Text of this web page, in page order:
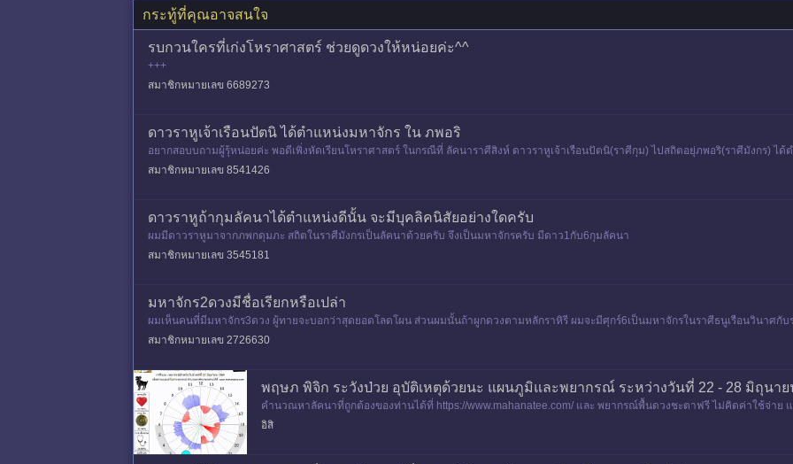
กระทู้ที่คุณอาจสนใจ
รบกวนใครที่เก่งโหราศาสตร์ ช่วยดูดวงให้หน่อยค่ะ^^
+++
สมาชิกหมายเลข 6689273
ดาวราหูเจ้าเรือนปัตนิ ได้ตำแหน่งมหาจักร ใน ภพอริ
อยากสอบบถามผู้รุ้หน่อยค่ะ พอดีเพิ่งหัดเรียนโหราศาสตร์ ในกรณีที่ ลัคนาราศีสิงห์ ดาวราหูเจ้าเรือนปัตนิ(ราศีกุม) ไปสถิตอยุ่ภพอริ(ราศีมังกร)
มได้ว่าอะไ
สมาชิกหมายเลข 8541426
ดาวราหูถ้ากุมลัคนาได้ตำแหน่งดีนั้น จะมีบุคลิคนิสัยอย่างใดครับ
ผมมีดาวราหูมาจากภพกดุมภะ สถิตในราศีมังกรเป็นลัคนาด้วยครับ จึงเป็นมหาจักรครับ มีดาว1กับ6กุมลัคนา
สมาชิกหมายเลข 3545181
มหาจักร2ดวงมีชื่อเรียกหรือเปล่า
ผมเห็นคนที่มีมหาจักร3ดวง ผู้ทายจะบอกว่าสุดยอดโลดโผน ส่วนผมนั้นถ้าผูกดวงตามหลักราหิรี ผมจะมีศุกร์6เป็นมหาจักรในราศีธนูเรือนวินาศกั
ะโลดโผนหรือเป็นยังไงคร
สมาชิกหมายเลข 2726630
พฤษภ พิจิก ระวังป่วย อุบัติเหตุด้วยนะ แผนภูมิและพยากรณ์ ระหว่างวันที่ 22 - 28 มิถุนาย
คำนวณหาลัคนาที่ถูกต้องของท่านได้ที่ https://www.mahanatee.com/ และ พยากรณ์พื้นดวงชะตาฟรี ไม่คิดค่าใช้จ่า
ายน 2569 เลื่อนไปหาราศีที่ต้องการ และเปิ
อิสิ